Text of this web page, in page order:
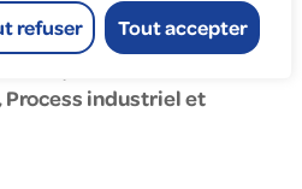
refuser Tout accepter
industriel et